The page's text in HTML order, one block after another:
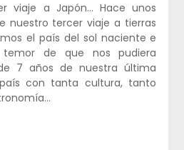
viaje a Japón… Hace unos
nuestro tercer viaje a tierras
el país del sol naciente e
de que nos pudiera
7 años de nuestra última
con tanta cultura, tanto